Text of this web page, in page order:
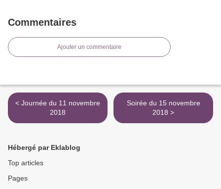
Commentaires
Ajouter un commentaire
< Journée du 11 novembre
2018
Soirée du 15 novembre
2018 >
Hébergé par Eklablog
Top articles
Pages